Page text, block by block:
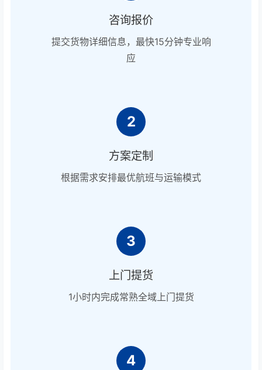
咨询报价
提交货物详细信息，最快15分钟专业响
应
2
方案定制
根据需求安排最优航班与运输模式
3
上门提货
1小时内完成常熟全域上门提货
4